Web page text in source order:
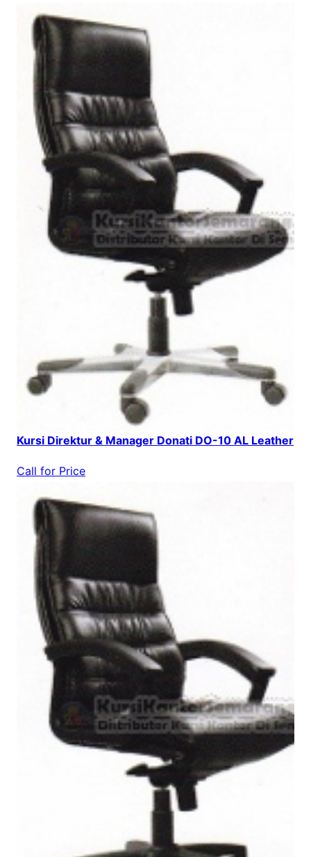
Kursi Direktur & Manager Donati DO-10 AL Leather
Call for Price